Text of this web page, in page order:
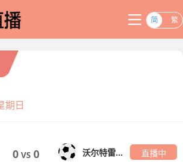
简 繁
期日
0 VS 0 沃尔特雷东达 直播中